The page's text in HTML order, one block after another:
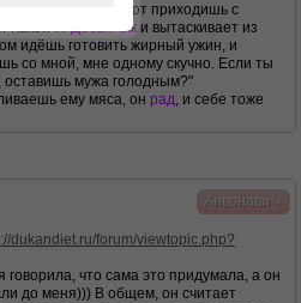
пыталась, но вот приходишь с
Какой-Я-Добытчик и вытаскивает из
идёшь готовить жирный ужин, и
со мной, мне одному скучно. Если ты
оставишь мужа голодным?"
ему мяса, он рад, и себе тоже
Анвонави
dukandiet.ru/forum/viewtopic.php?
говорила, что сама это придумала, а он
до меня))) В общем, он считает